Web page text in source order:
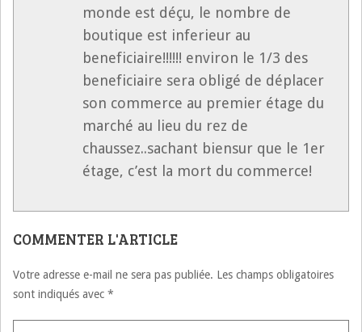
monde est déçu, le nombre de
boutique est inferieur au
beneficiaire!!!!!! environ le 1/3 des
beneficiaire sera obligé de déplacer
son commerce au premier étage du
marché au lieu du rez de
chaussez..sachant biensur que le 1er
étage, c’est la mort du commerce!
COMMENTER L'ARTICLE
Votre adresse e-mail ne sera pas publiée. Les champs obligatoires
sont indiqués avec *